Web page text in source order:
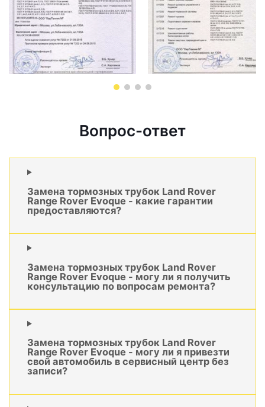
Вопрос-ответ
Замена тормозных трубок Land Rover
Range Rover Evoque - какие гарантии
предоставляются?
Замена тормозных трубок Land Rover
Range Rover Evoque - могу ли я получить
консультацию по вопросам ремонта?
Замена тормозных трубок Land Rover
Range Rover Evoque - могу ли я привезти
свой автомобиль в сервисный центр без
записи?